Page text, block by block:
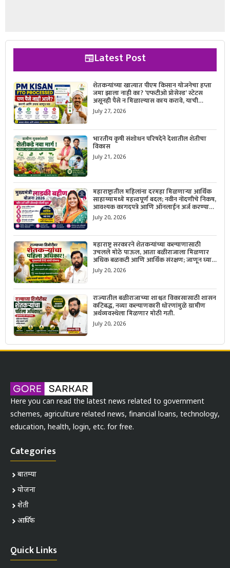
Latest Post
शेतकऱ्यांच्या खात्यात पीएम किसान योजनेचा हप्ता
जमा झाला नाही का? ‘एफटीओ प्रोसेस्ड’ स्टेटस
असूनही पैसे न मिळाल्यास काय करावे, याची
सविस्तर माहिती जाणून घ्या.
July 27, 2026
भारतीय कृषी संशोधन परिषदेने देशातील शेतीचा
विकास
July 21, 2026
महाराष्ट्रातील महिलांना दरमहा मिळणाऱ्या आर्थिक
साहाय्यामध्ये महत्त्वपूर्ण बदल; नवीन नोंदणीचे निकष,
आवश्यक कागदपत्रे आणि ऑनलाईन अर्ज करण्याची
सोपी प्रक्रिया जाणून घ्या.
July 20, 2026
महाराष्ट्र सरकारने शेतकऱ्यांच्या कल्याणासाठी
उचलले मोठे पाऊल, आता बळीराजाला मिळणार
अधिक बळकटी आणि आर्थिक संरक्षण; जाणून घ्या
सरकारचा नवा संकल्प.
July 20, 2026
राज्यातील बळीराजाच्या शाश्वत विकासासाठी शासन
कटिबद्ध, नव्या कल्याणकारी धोरणांमुळे ग्रामीण
अर्थव्यवस्थेला मिळणार मोठी गती.
July 20, 2026
Here you can read the latest news related to government
schemes, agriculture related news, financial loans, technology,
education, health, login, etc. for free.
Categories
बातम्या
योजना
शेती
आर्थिक
Quick Links